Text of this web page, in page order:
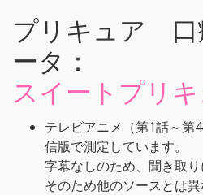
プリキュア 口
ータ：
スイートプリ
テレビアニメ（第1話～第
信版で測定しています。
字幕なしのため、聞き取り
そのため他のソースとは異